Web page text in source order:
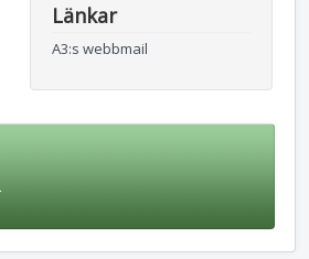
Länkar
A3:s webbmail